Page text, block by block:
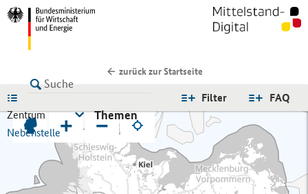
zurück zur Startseite
FAQ
Filter
Zentrum
Nebenstelle
Themen
+ −